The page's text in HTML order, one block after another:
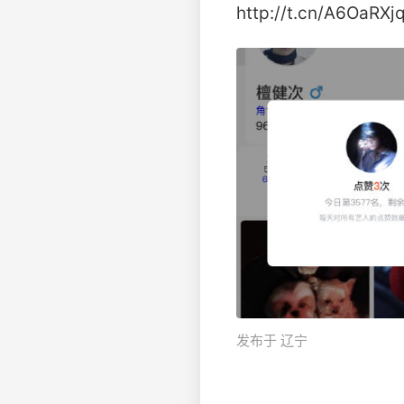
http://t.cn/
发布于 辽宁